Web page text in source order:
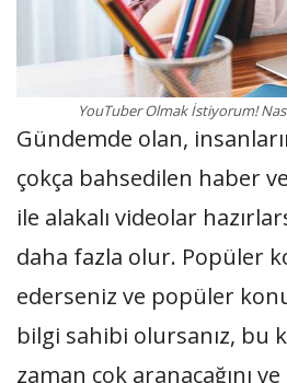
YouTuber Olmak İstiyorum!
Gündemde olan,
çokça bahsedilen haber
ile alakalı videolar
daha fazla olur. Popüler
ederseniz ve popüler
bilgi sahibi olursanız, bu
zaman çok aranacağını